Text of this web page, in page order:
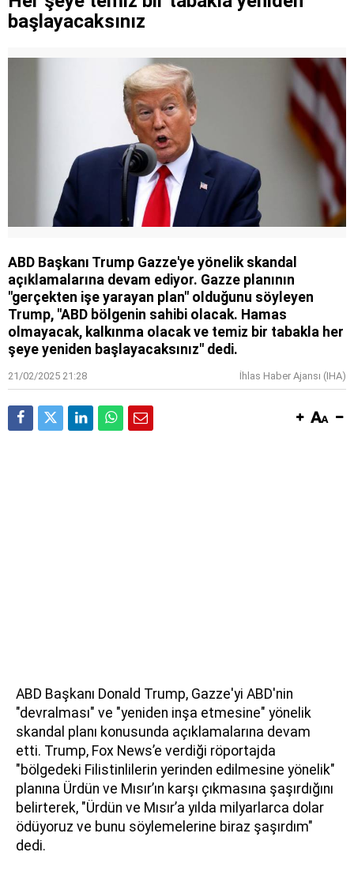
başlayacaksınız
ABD Başkanı Trump Gazze'ye yönelik skandal
açıklamalarına devam ediyor. Gazze planının
"gerçekten işe yarayan plan" olduğunu söyleyen
Trump, "ABD bölgenin sahibi olacak. Hamas
olmayacak, kalkınma olacak ve temiz bir tabakla her
şeye yeniden başlayacaksınız" dedi.
21/02/2025 21:28 İhlas Haber Ajansı (IHA)
ABD Başkanı Donald Trump, Gazze'yi ABD'nin
"devralması" ve "yeniden inşa etmesine" yönelik
skandal planı konusunda açıklamalarına devam
etti. Trump, Fox News’e verdiği röportajda
"bölgedeki Filistinlilerin yerinden edilmesine yönelik"
planına Ürdün ve Mısır’ın karşı çıkmasına şaşırdığını
belirterek, "Ürdün ve Mısır’a yılda milyarlarca dolar
ödüyoruz ve bunu söylemelerine biraz şaşırdım"
dedi.